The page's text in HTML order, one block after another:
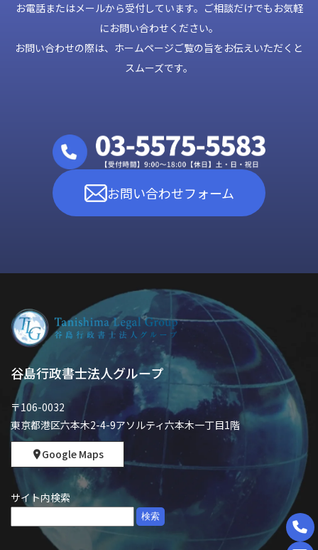
お電話またはメールから受付しています。ご相談だけでもお気軽
にお問い合わせください。
お問い合わせの際は、ホームページご覧の旨をお伝えいただくと
スムーズです。
お問い合わせフォーム
谷島行政書士法人グループ
〒106-0032
東京都港区六本木2-4-9アソルティ六本木一丁目1階
Google Maps
サイト内検索